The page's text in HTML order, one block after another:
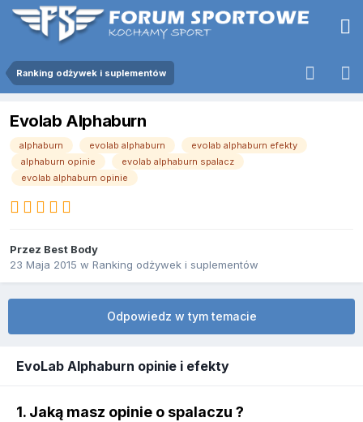
Ranking odżywek i suplementów
Evolab Alphaburn
alphaburn evolab alphaburn
evolab alphaburn efekty
alphaburn opinie
evolab alphaburn spalacz
evolab alphaburn opinie
Przez Best Body
23 Maja 2015 w Ranking odżywek i suplementów
Odpowiedz w tym temacie
EvoLab Alphaburn opinie i efekty
1. Jaką masz opinie o spalaczu ?